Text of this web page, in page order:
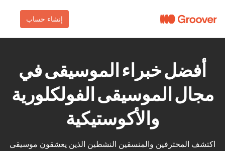
إنشاء حساب
أفضل خبراء الموسيقى في
مجال الموسيقى الفولكلورية
والأكوستيكية
اكتشف المحترفين والمنسقين النشطين الذين يعشقون موسيقى